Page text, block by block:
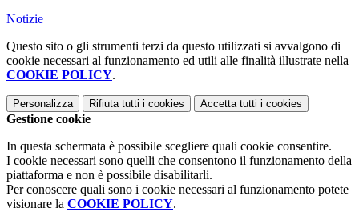
Notizie
Questo sito o gli strumenti terzi da questo utilizzati si avvalgono di
cookie necessari al funzionamento ed utili alle finalità illustrate nella
COOKIE POLICY.
Personalizza Rifiuta tutti i cookies Accetta tutti i cookies
Gestione cookie
In questa schermata è possibile scegliere quali cookie consentire.
I cookie necessari sono quelli che consentono il funzionamento della
piattaforma e non è possibile disabilitarli.
Per conoscere quali sono i cookie necessari al funzionamento potete
visionare la COOKIE POLICY.